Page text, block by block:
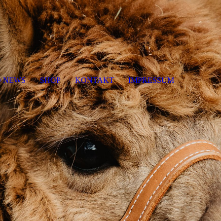
NEWS SHOP KONTAKT IMPRESSUM